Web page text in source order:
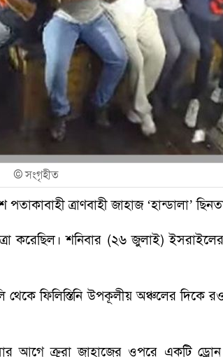
©সংগৃহীত
ত্রাণবাহী জাহাজ ‘হান্ডালা’
করেছিল। শনিবার (২৬ জুলাই)
থেকে ফিলিস্তিনি উপকূলীয় অঞ্চলের
আগে ক্রুরা জাহাজের ওপরে একটি